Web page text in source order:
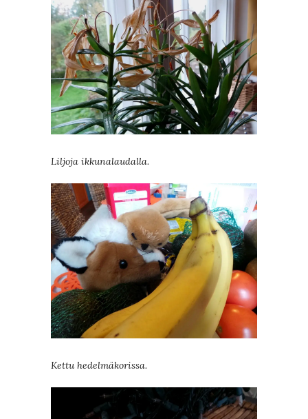
Liljoja ikkunalaudalla.
Kettu hedelmäkorissa.